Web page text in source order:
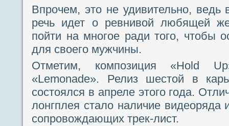
Впрочем, это не удивительно, ведь
речь идет о ревнивой любящей
пойти на многое ради того, чтобы
для своего мужчины.
Отметим, композиция «Hold
«Lemonade». Релиз шестой в
состоялся в апреле этого года.
лонгплея стало наличие видеоряда
сопровождающих трек-лист.